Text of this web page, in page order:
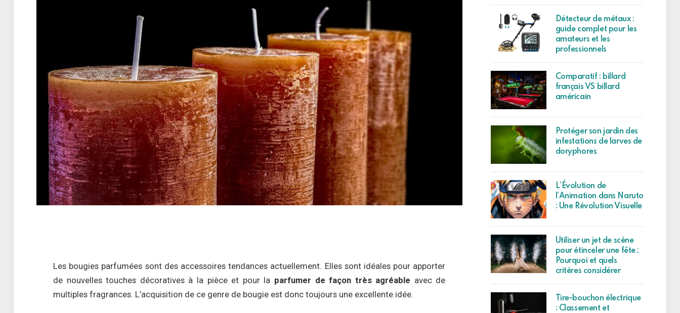
Les bougies parfumées sont des accessoires tendances actuellement. Elles sont idéales pour apporter
de nouvelles touches décoratives à la pièce et pour la parfumer de façon très agréable avec de
multiples fragrances. L’acquisition de ce genre de bougie est donc toujours une excellente idée.
Détecteur de métaux :
guide complet pour les
amateurs et les
professionnels
Comparatif : billard
français VS billard
américain
Protéger son jardin des
infestations de larves de
doryphores
L’Évolution de
l’Animation dans Naruto
: Une Révolution Visuelle
Utiliser un jet de scène
pour étinceler une fête :
Pourquoi et quels
critères considérer
Tire-bouchon électrique
: Classement et